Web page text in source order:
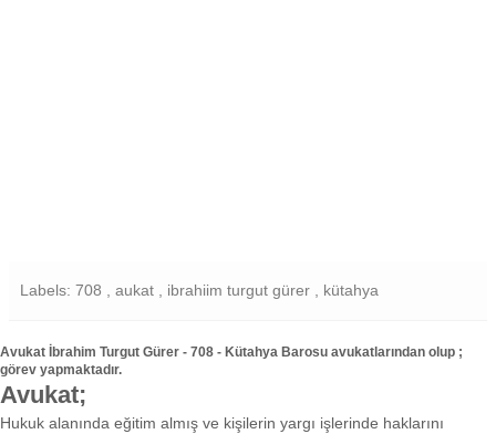
Labels: 708 , aukat , ibrahiim turgut gürer , kütahya
Avukat İbrahim Turgut Gürer - 708 - Kütahya Barosu avukatlarından olup ;
görev yapmaktadır.
Avukat;
Hukuk alanında eğitim almış ve kişilerin yargı işlerinde haklarını